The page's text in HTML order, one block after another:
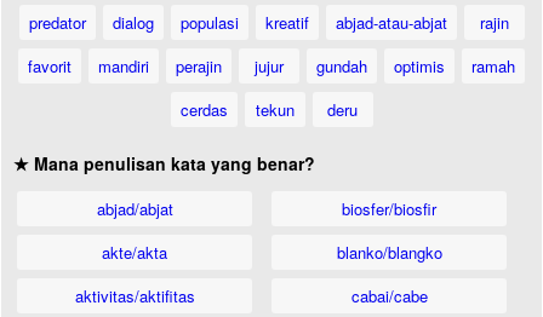
predator
dialog populasi kreatif abjad-atau-abjat
rajin
favorit
mandiri perajin jujur gundah optimis
ramah
cerdas
tekun deru
★ Mana penulisan kata yang benar?
abjad/abjat
akte/akta
aktivitas/aktifitas
biosfer/biosfir
blanko/blangko
cabai/cabe